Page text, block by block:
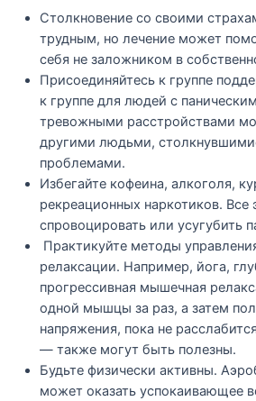
Столкновение со своими
трудным, но лечение может
себя не заложником в
Присоединяйтесь к группе
к группе для людей с
тревожными расстройствами
другими людьми,
проблемами.
Избегайте кофеина, алкоголя,
рекреационных наркотиков. Все
спровоцировать или усугубить
Практикуйте методы
релаксации. Например, йога,
прогрессивная мышечная
одной мышцы за раз, а затем
напряжения, пока не
— также могут быть полезны.
Будьте физически активны.
может оказать успокаивающее